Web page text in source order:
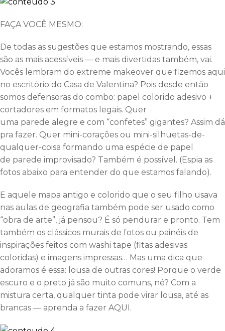
FAÇA VOCÊ MESMO:
De todas as sugestões que estamos mostrando, essas
são as mais acessíveis — e mais divertidas também, vai.
Vocês lembram do extreme makeover que fizemos aqui
no escritório do Casa de Valentina? Pois desde então
somos defensoras do combo: papel colorido adesivo +
cortadores em formatos legais. Quer
uma parede alegre e com “confetes” gigantes? Assim dá
pra fazer. Quer mini-corações ou mini-silhuetas-de-
qualquer-coisa formando uma espécie de papel
de parede improvisado? Também é possível. (Espia as
fotos abaixo para entender do que estamos falando).
E aquele mapa antigo e colorido que o seu filho usava
nas aulas de geografia também pode ser usado como
“obra de arte”, já pensou? É só pendurar e pronto. Tem
também os clássicos murais de fotos ou painéis de
inspirações feitos com washi tape (fitas adesivas
coloridas) e imagens impressas… Mas uma dica que
adoramos é essa: lousa de outras cores! Porque o verde
escuro e o preto já são muito comuns, né? Com a
mistura certa, qualquer tinta pode virar lousa, até as
brancas — aprenda a fazer AQUI.